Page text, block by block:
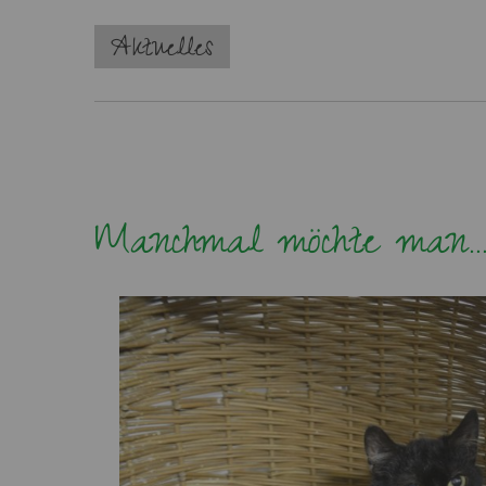
Navigation
überspringen
Aktuelles
Manchmal möchte